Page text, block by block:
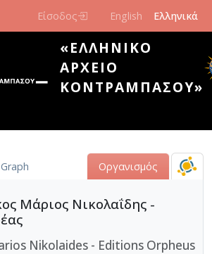
Είσοδος English Ελληνικά
«ΕΛΛΗΝΙΚΌ
ΑΡΧΕΊΟ
ΚΟΝΤΡΑΜΠΆΣΟΥ»
Graph Οργανισμός
Μάριος Νικολαΐδης -
Nikolaides - Editions Orpheus